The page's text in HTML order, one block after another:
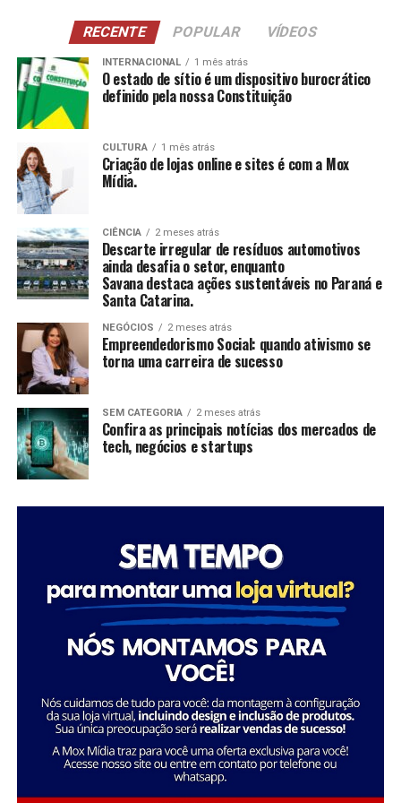
A Savana integra o Grupo Águia Branca e é especializada
na comercialização de caminhões e veículos comerciais
da Mercedes-Benz. Com forte presença nos setores de
transporte e logística, oferece um portfólio completo
de veículos, peças e serviços de oficina. Além disso,
disponibiliza soluções em pneus e recapagem,
garantindo performance e eficiência para os clientes do
segmento de transporte de cargas.
FONTE: A Savana integra o Grupo Águia Branca
NCI: Atividades para pessoas com 60 anos ou
mais, estimulando a construção e reconstrução de
suas histórias e vivências.
CCAS
: Ambiente de convivência para crianças e
adolescentes, abrangendo desde jogos até cultura
SAICA: Trabalho de cuidado, orientação e proteção
integral a crianças e adolescentes em situação de
CEIS
: Garantia de um ambiente seguro e desafiador
para o desenvolvimento infantil.
Conclusão
O empreendedorismo social, impulsionado por líderes
como Tatiana Souza, demonstra que ativismo pode, sim,
ser uma carreira de sucesso. As mulheres no comando
dessas organizações não apenas promovem mudanças
significativas em suas comunidades, mas também
inspiram futuras gerações a seguir seus passos,
mostrando que é possível transformar a sociedade
feminina no setor social: “Acredito que quando as
mulheres assumem a liderança, trazem consigo uma
perspectiva única e essencial que promove a inclusão e o
desenvolvimento sustentável. Meu objetivo é continuar
inspirando e capacitando outras mulheres a seguirem
esse caminho, transformando ainda mais vidas e
Essa trajetória exemplifica como o ativismo e o
empreendedorismo social podem convergir para criar
uma carreira gratificante e de grande impacto social.
RECENTE POPULAR VÍDEOS
INTERNACIONAL 1 mês atrás
O estado de sítio é um dispositivo burocrático
definido pela nossa Constituição
CULTURA 1 mês atrás
Criação de lojas online e sites é com a Mox
Mídia.
CIÊNCIA 2 meses atrás
Descarte irregular de resíduos automotivos
ainda desafia o setor, enquanto
Savana destaca ações sustentáveis no Paraná e
Santa Catarina.
NEGÓCIOS 2 meses atrás
Empreendedorismo Social: quando ativismo se
torna uma carreira de sucesso
SEM CATEGORIA 2 meses atrás
Confira as principais notícias dos mercados de
tech, negócios e startups